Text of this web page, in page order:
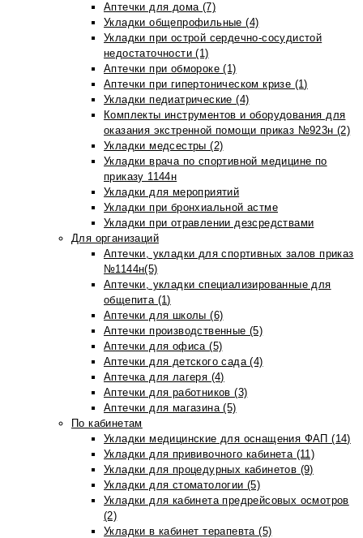
Аптечки для дома (7)
Укладки общепрофильные (4)
Укладки при острой сердечно-сосудистой
недостаточности (1)
Аптечки при обмороке (1)
Аптечки при гипертоническом кризе (1)
Укладки педиатрические (4)
Комплекты инструментов и оборудования для
оказания экстренной помощи приказ №923н (2)
Укладки медсестры (2)
Укладки врача по спортивной медицине по
приказу 1144н
Укладки для мероприятий
Укладки при бронхиальной астме
Укладки при отравлении дезсредствами
Для организаций
Аптечки, укладки для спортивных залов приказ
№1144н(5)
Аптечки, укладки специализированные для
общепита (1)
Аптечки для школы (6)
Аптечки производственные (5)
Аптечки для офиса (5)
Аптечки для детского сада (4)
Аптечка для лагеря (4)
Аптечки для работников (3)
Аптечки для магазина (5)
По кабинетам
Укладки медицинские для оснащения ФАП (14)
Укладки для прививочного кабинета (11)
Укладки для процедурных кабинетов (9)
Укладки для стоматологии (5)
Укладки для кабинета предрейсовых осмотров
(2)
Укладки в кабинет терапевта (5)